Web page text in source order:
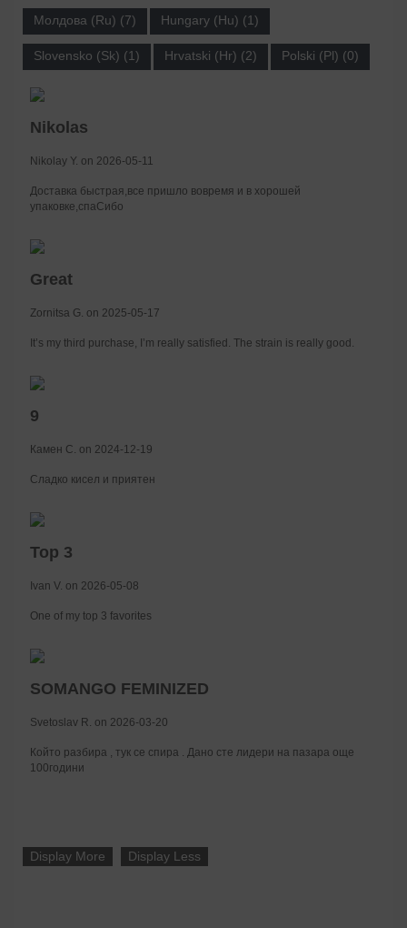
Молдова (Ru) (7) Hungary (Hu) (1)
Slovensko (Sk) (1) Hrvatski (Hr) (2) Polski (Pl) (0)
Nikolas
Nikolay Y. on 2026-05-11
Доставка быстрая,все пришло вовремя и в хорошей
упаковке,спаСибо
Great
Zornitsa G. on 2025-05-17
It’s my third purchase, I’m really satisfied. The strain is really good.
9
Камен С. on 2024-12-19
Сладко кисел и приятен
Top 3
Ivan V. on 2026-05-08
One of my top 3 favorites
SOMANGO FEMINIZED
Svetoslav R. on 2026-03-20
Който разбира , тук се спира . Дано сте лидери на пазара още
100години
Display More Display Less